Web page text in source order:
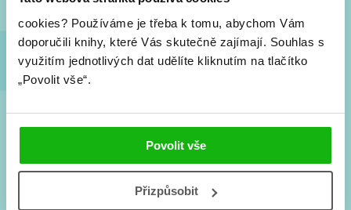
cookies? Používáme je třeba k tomu, abychom Vám
doporučili knihy, které Vás skutečně zajímají. Souhlas s
využitím jednotlivých dat udělíte kliknutím na tlačítko
„Povolit vše“.
Povolit vše
Přizpůsobit
Souhlasím spodmínkami zpracování osobních údajů
Tvá e-mailová adresa je u nás v bezpečí. Přečti si